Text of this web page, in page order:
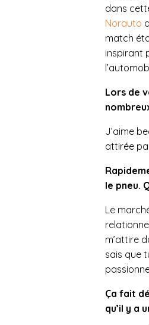
dans
Norauto
match
inspirant
Lors de
J’aime
attirée
le pneu.
Le
m’attire
sais que
Ça fait
qu’il y a